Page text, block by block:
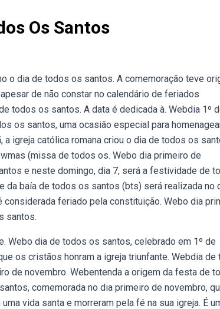
Os Santos
o dia de todos os santos. A comemoração teve
de não constar no calendário de feriados
todos os santos. A data é dedicada à. Webdia 1º
os santos, uma ocasião especial para
igreja católica romana criou o dia de todos os
(missa de todos os. Webo dia primeiro de
e neste domingo, dia 7, será a festividade de
baía de todos os santos (bts) será realizada no
considerada feriado pela constituição. Webo dia
santos.
Webo dia de todos os santos, celebrado em 1º de
os cristãos honram a igreja triunfante. Webdia de
de novembro. Webentenda a origem da festa de
comemorada no dia primeiro de novembro,
vida santa e morreram pela fé na sua igreja. É